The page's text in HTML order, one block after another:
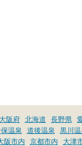
大阪府 北海道 長野県
温泉 道後温泉 黒川温
阪市内 京都市内 大津